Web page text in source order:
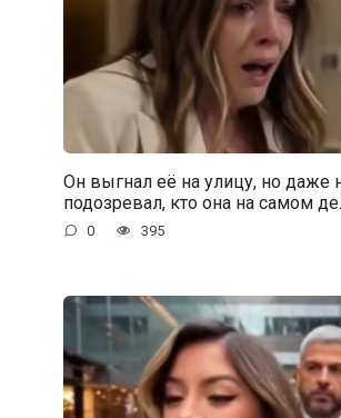
Он выгнал её на улицу, но даже
подозревал, кто она на самом
0 395